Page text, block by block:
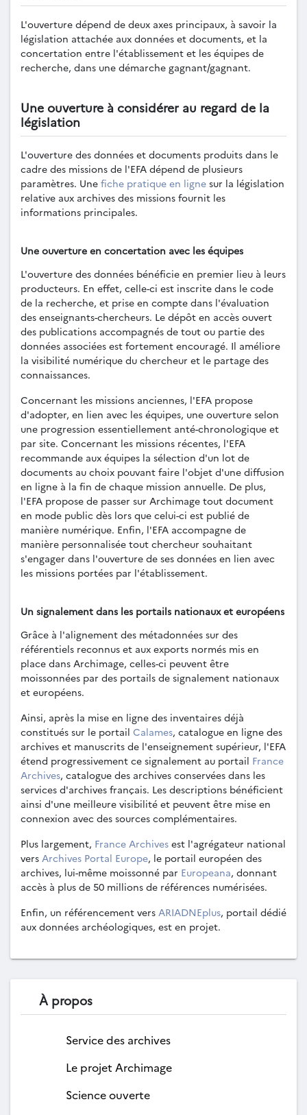
L'ouverture dépend de deux axes principaux, à savoir la
législation attachée aux données et documents, et la
concertation entre l'établissement et les équipes de
recherche, dans une démarche gagnant/gagnant.
Une ouverture à considérer au regard de la
législation
L'ouverture des données et documents produits dans le
cadre des missions de l'EFA dépend de plusieurs
paramètres. Une fiche pratique en ligne sur la législation
relative aux archives des missions fournit les
informations principales.
Une ouverture en concertation avec les équipes
L'ouverture des données bénéficie en premier lieu à leurs
producteurs. En effet, celle-ci est inscrite dans le code
de la recherche, et prise en compte dans l'évaluation
des enseignants-chercheurs. Le dépôt en accès ouvert
des publications accompagnés de tout ou partie des
données associées est fortement encouragé. Il améliore
la visibilité numérique du chercheur et le partage des
connaissances.
Concernant les missions anciennes, l'EFA propose
d'adopter, en lien avec les équipes, une ouverture selon
une progression essentiellement anté-chronologique et
par site. Concernant les missions récentes, l'EFA
recommande aux équipes la sélection d'un lot de
documents au choix pouvant faire l'objet d'une diffusion
en ligne à la fin de chaque mission annuelle. De plus,
l'EFA propose de passer sur Archimage tout document
en mode public dès lors que celui-ci est publié de
manière numérique. Enfin, l'EFA accompagne de
manière personnalisée tout chercheur souhaitant
s'engager dans l'ouverture de ses données en lien avec
les missions portées par l'établissement.
Un signalement dans les portails nationaux et européens
Grâce à l'alignement des métadonnées sur des
référentiels reconnus et aux exports normés mis en
place dans Archimage, celles-ci peuvent être
moissonnées par des portails de signalement nationaux
et européens.
Ainsi, après la mise en ligne des inventaires déjà
constitués sur le portail Calames, catalogue en ligne des
archives et manuscrits de l'enseignement supérieur, l'EFA
étend progressivement ce signalement au portail France
Archives, catalogue des archives conservées dans les
services d'archives français. Les descriptions bénéficient
ainsi d'une meilleure visibilité et peuvent être mise en
connexion avec des sources complémentaires.
Plus largement, France Archives est l'agrégateur national
vers Archives Portal Europe, le portail européen des
archives, lui-même moissonné par Europeana, donnant
accès à plus de 50 millions de références numérisées.
Enfin, un référencement vers ARIADNEplus, portail dédié
aux données archéologiques, est en projet.
À propos
Service des archives
Le projet Archimage
Science ouverte